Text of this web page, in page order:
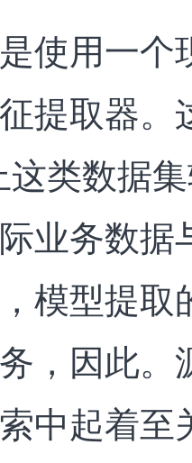
使用一
提取器。
类数据
业务数据
模型提取
，因此
中起着至